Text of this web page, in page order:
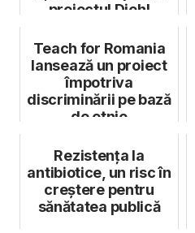
proiectul Diehl
Teach for Romania
lansează un proiect
împotriva
discriminării pe bază
de etnie
Rezistența la
antibiotice, un risc în
creștere pentru
sănătatea publică